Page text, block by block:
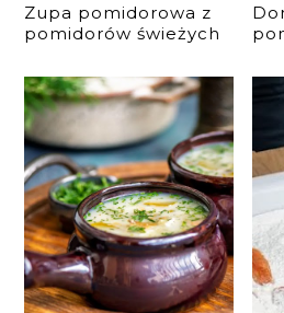
Zupa pomidorowa z
pomidorów świeżych